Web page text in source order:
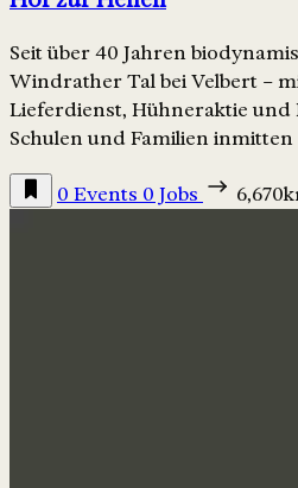
Seit über 40 Jahren
Windrather Tal bei Velbert –
Lieferdienst, Hühneraktie
Schulen und Familien
0 Events 0 Jobs